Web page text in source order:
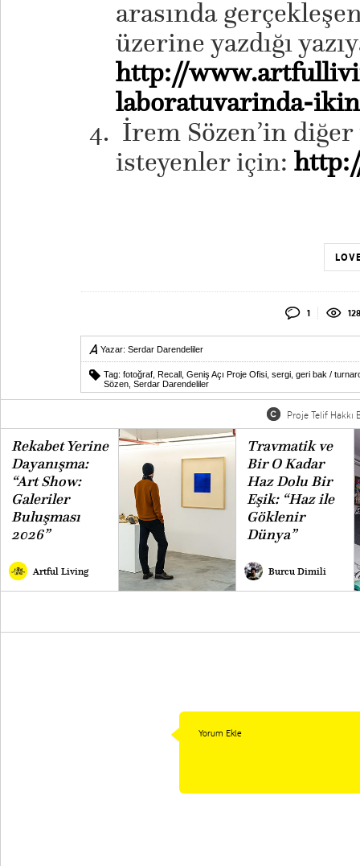
arasında
üzerine yazdığı
http://
laboratuvarinda-
İrem Sözen’in
isteyenler için:
1
Yazar: Serdar Darendeliler
Tag: fotoğraf Recall Geniş Açı Proje Ofisi sergi geri bak /
Sözen Serdar Darendeliler
Proje Telif Hakkı
Rekabet Yerine
Dayanışma:
“Art Show:
Galeriler
Buluşması
2026”
Artful Living
Travmatik ve
Bir O Kadar
Haz Dolu Bir
Eşik: “Haz ile
Göklenir
Dünya”
Burcu Dimili